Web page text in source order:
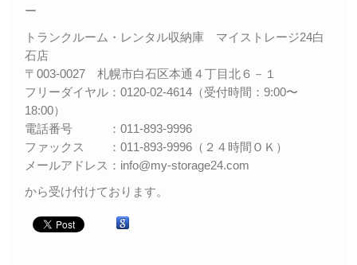
会社案内
お問合せ
ー
トランクルーム・レンタル収納庫 マイストレージ24白
石店
〒003-0027 札幌市白石区本通４丁目北６－１
フリーダイヤル：0120-02-4614（受付時間：9:00〜
18:00）
電話番号 ：011-893-9996
ファックス ：011-893-9996（２４時間ＯＫ）
メールアドレス：info@my-storage24.com
から受け付けております。